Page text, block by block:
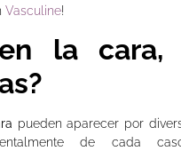
Vasculine!
la cara,
pueden aparecer por
de cada